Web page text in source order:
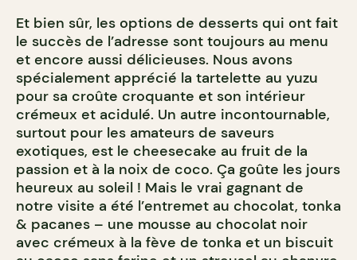
Et bien sûr, les options de desserts qui ont fait
le succès de l’adresse sont toujours au menu
et encore aussi délicieuses. Nous avons
spécialement apprécié la tartelette au yuzu
pour sa croûte croquante et son intérieur
crémeux et acidulé. Un autre incontournable,
surtout pour les amateurs de saveurs
exotiques, est le cheesecake au fruit de la
passion et à la noix de coco. Ça goûte les jours
heureux au soleil ! Mais le vrai gagnant de
notre visite a été l’entremet au chocolat, tonka
& pacanes – une mousse au chocolat noir
avec crémeux à la fève de tonka et un biscuit